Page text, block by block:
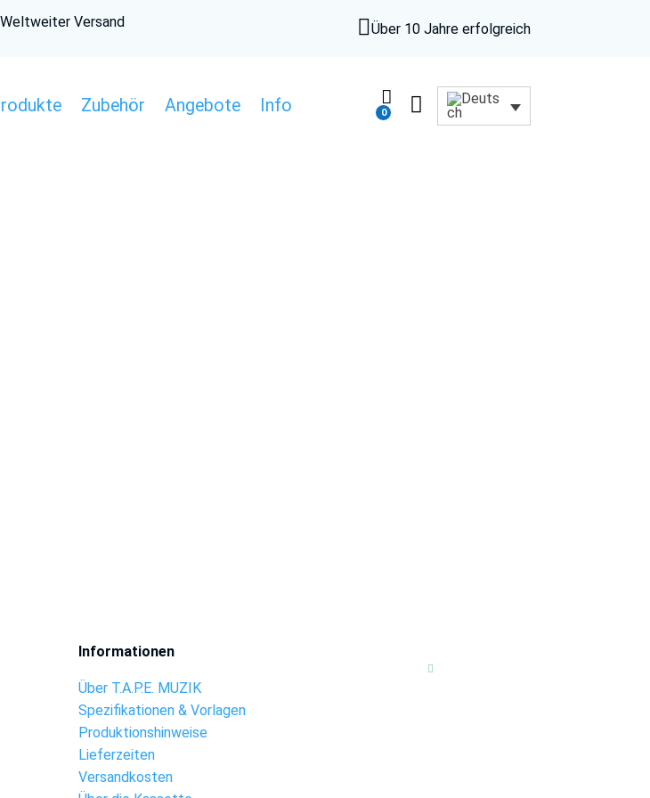
Weltweiter Versand Über 10 Jahre erfolgreich
Zubehör Angebote Info 
0 
Informationen
Über T.A.P.E. MUZIK
Spezifikationen & Vorlagen
Produktionshinweise
Lieferzeiten
Versandkosten
